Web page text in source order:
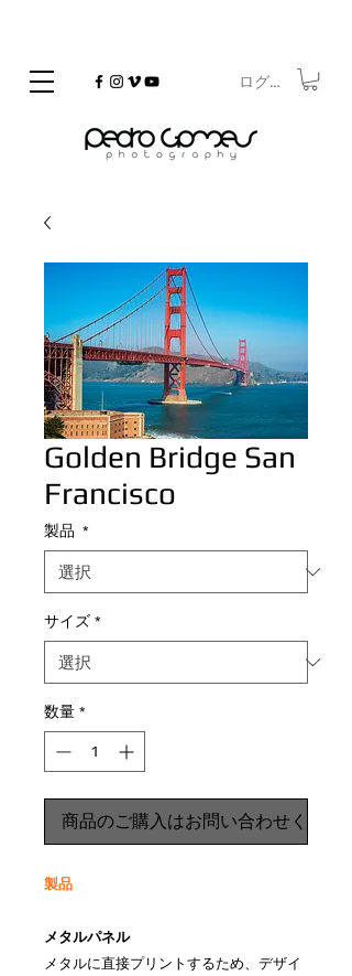
Copyrighted
ログイン
Golden Bridge San
Francisco
製品 *
サイズ *
数量 *
商品のご購入はお問い合わせください
製品
メタルパネル
メタルに直接プリントするため、デザイ